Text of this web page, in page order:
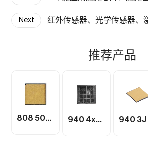
Next
推荐产品
808 500mW VCSEL 940 4x4 VCSEL